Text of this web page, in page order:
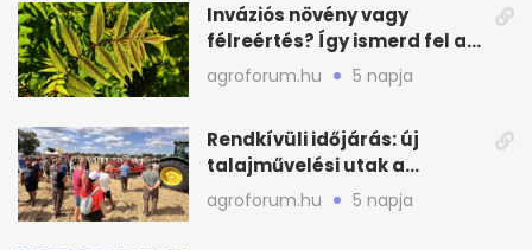
Inváziós növény vagy
félreértés? Így ismerd fel a
valódi kockázatot
agroforum.hu 5 napja
Rendkívüli időjárás: új
talajművelési utak a
gazdáknak
agroforum.hu 5 napja